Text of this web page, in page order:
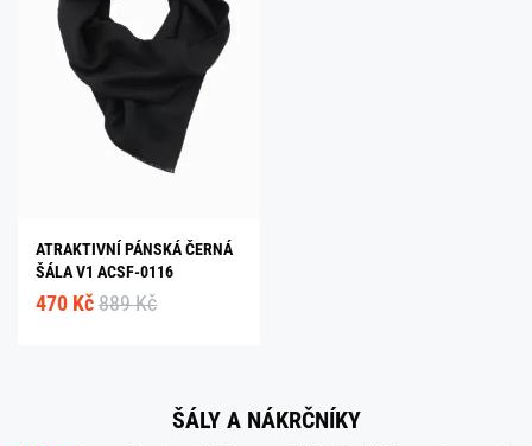
ATRAKTIVNÍ PÁNSKÁ ČERNÁ
ŠÁLA V1 ACSF-0116
470 Kč 889 Kč
ŠÁLY A NÁKRČNÍKY